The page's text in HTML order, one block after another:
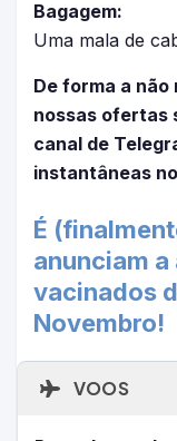
Bagagem:
Uma mala de
De forma a não
nossas ofertas
canal de
instantâneas
É
anunciam
vacinados
Novembro!
VOOS